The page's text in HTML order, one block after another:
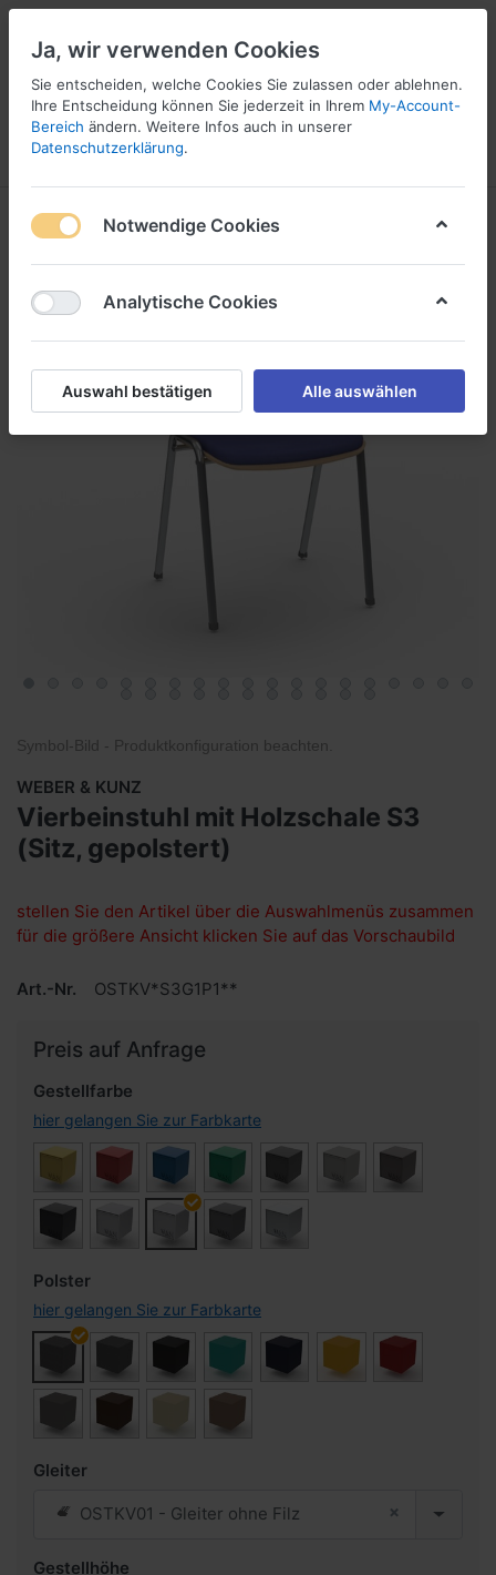
☎ 037296 69240
Menü Anmelden
Symbol-Bild - Produktkonfiguration beachten
WEBER & KUNZ
Vierbeinstuhl mit Holzschale S3
(Sitz, gepolstert)
stellen Sie den Artikel über die Auswahlmenüs zusammen
für die größere Ansicht klicken Sie auf das Vorschaubild
Art.-Nr. OSTKV*S3G1P1**
Preis auf Anfrage
Gestellfarbe
hier gelangen Sie zur Farbkarte
Polster
hier gelangen Sie zur Farbkarte
Gleiter
×
OSTKV01 - Gleiter ohne Filz
Gestellhöhe
Ja, wir verwenden Cookies
Sie entscheiden, welche Cookies Sie zulassen oder ablehnen.
Ihre Entscheidung können Sie jederzeit in Ihrem My-Account-
Bereich ändern. Weitere Infos auch in unserer
Datenschutzerklärung.
Notwendige Cookies
Analytische Cookies
Auswahl bestätigen Alle auswählen